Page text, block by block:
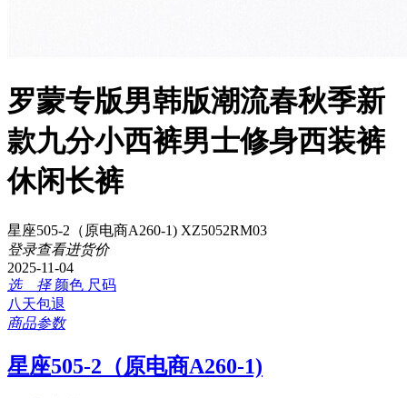
罗蒙专版男韩版潮流春秋季新
款九分小西裤男士修身西装裤
休闲长裤
星座505-2（原电商A260-1) XZ5052RM03
登录查看进货价
2025-11-04
选 择 颜色 尺码
八天包退
商品参数
星座505-2（原电商A260-1)